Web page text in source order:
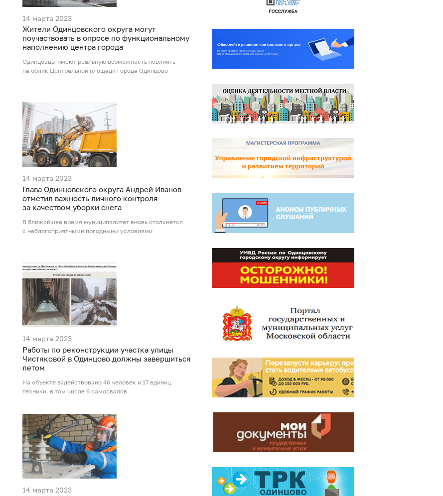
14 марта 2023
Жители Одинцовского округа могут
поучаствовать в опросе по функциональному
наполнению центра города
Одинцовцы имеют реальную возможность повлиять
на облик Центральной площади города Одинцово
14 марта 2023
Глава Одинцовского округа Андрей Иванов
отметил важность личного контроля
за качеством уборки снега
В ближайшее время муниципалитет вновь столкнется
с неблагоприятными погодными условиями
14 марта 2023
Работы по реконструкции участка улицы
Чистяковой в Одинцово должны завершиться
летом
На объекте задействовано 46 человек и 17 единиц
техники, в том числе 6 самосвалов
14 марта 2023